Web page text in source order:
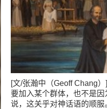
[文/张瀚中（Geoff Chang
要加入某个群体，也不是
说，这关乎对神话语的顺服